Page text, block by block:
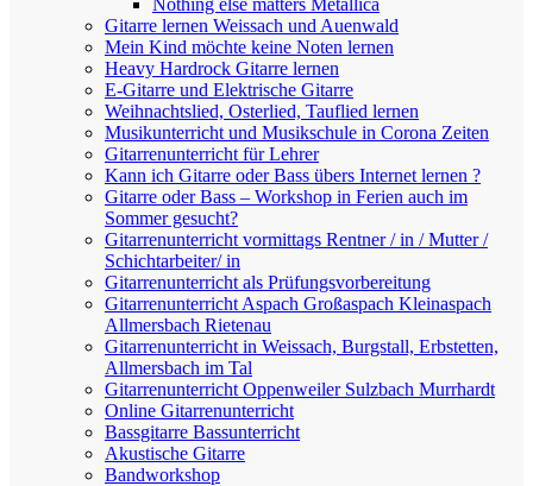
Nothing else matters Metallica
Gitarre lernen Weissach und Auenwald
Mein Kind möchte keine Noten lernen
Heavy Hardrock Gitarre lernen
E-Gitarre und Elektrische Gitarre
Weihnachtslied, Osterlied, Tauflied lernen
Musikunterricht und Musikschule in Corona Zeiten
Gitarrenunterricht für Lehrer
Kann ich Gitarre oder Bass übers Internet lernen ?
Gitarre oder Bass – Workshop in Ferien auch im
Sommer gesucht?
Gitarrenunterricht vormittags Rentner / in / Mutter /
Schichtarbeiter/ in
Gitarrenunterricht als Prüfungsvorbereitung
Gitarrenunterricht Aspach Großaspach Kleinaspach
Allmersbach Rietenau
Gitarrenunterricht in Weissach, Burgstall, Erbstetten,
Allmersbach im Tal
Gitarrenunterricht Oppenweiler Sulzbach Murrhardt
Online Gitarrenunterricht
Bassgitarre Bassunterricht
Akustische Gitarre
Bandworkshop